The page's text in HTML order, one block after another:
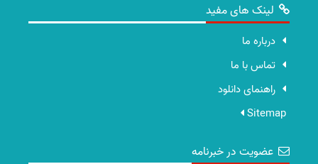
لینک های مفید
درباره ما
تماس با ما
راهنمای دانلود
Sitemap
عضویت در خبرنامه